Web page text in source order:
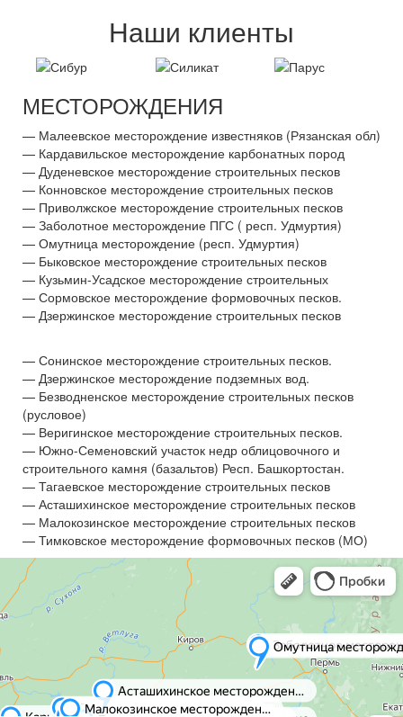
Наши клиенты
МЕСТОРОЖДЕНИЯ
— Малеевское месторождение известняков (Рязанская обл)
— Кардавильское месторождение карбонатных пород
— Дуденевское месторождение строительных песков
— Конновское месторождение строительных песков
— Приволжское месторождение строительных песков
— Заболотное месторождение ПГС ( респ. Удмуртия)
— Омутница месторождение (респ. Удмуртия)
— Быковское месторождение строительных песков
— Кузьмин-Усадское месторождение строительных
— Сормовское месторождение формовочных песков.
— Дзержинское месторождение строительных песков
— Сонинское месторождение строительных песков.
— Дзержинское месторождение подземных вод.
— Безводненское месторождение строительных песков
(русловое)
— Веригинское месторождение строительных песков.
— Южно-Семеновский участок недр облицовочного и
строительного камня (базальтов) Респ. Башкортостан.
— Тагаевское месторождение строительных песков
— Асташихинское месторождение строительных песков
— Малокозинское месторождение строительных песков
— Тимковское месторождение формовочных песков (МО)